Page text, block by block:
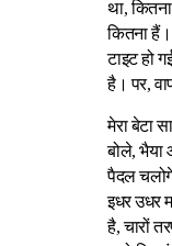
था,
कितना हैं।
टाइट हो
है। पर,
मेरा बेटा
बोले, भैया
पैदल
इधर उधर
है, चारों